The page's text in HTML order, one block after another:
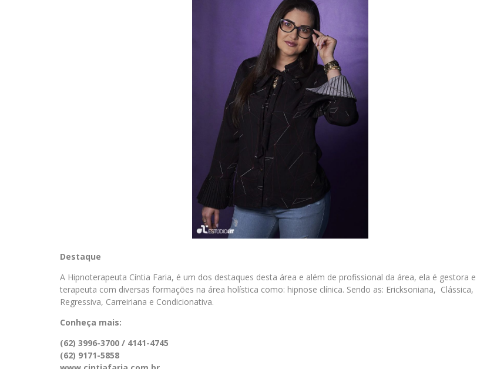
Destaque
A Hipnoterapeuta Cíntia Faria, é um dos destaques desta área e além de profissional da área, ela é gestora e
terapeuta com diversas formações na área holística como: hipnose clínica. Sendo as: Ericksoniana, Clássica,
Regressiva, Carreiriana e Condicionativa.
Conheça mais:
(62) 3996-3700 / 4141-4745
(62) 9171-5858